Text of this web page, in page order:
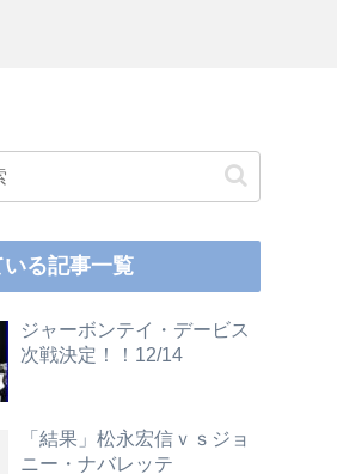
る記事一覧
ジャーボンテイ・デービス
次戦決定！！12/14
「結果」松永宏信ｖｓジョ
ニー・ナバレッテ